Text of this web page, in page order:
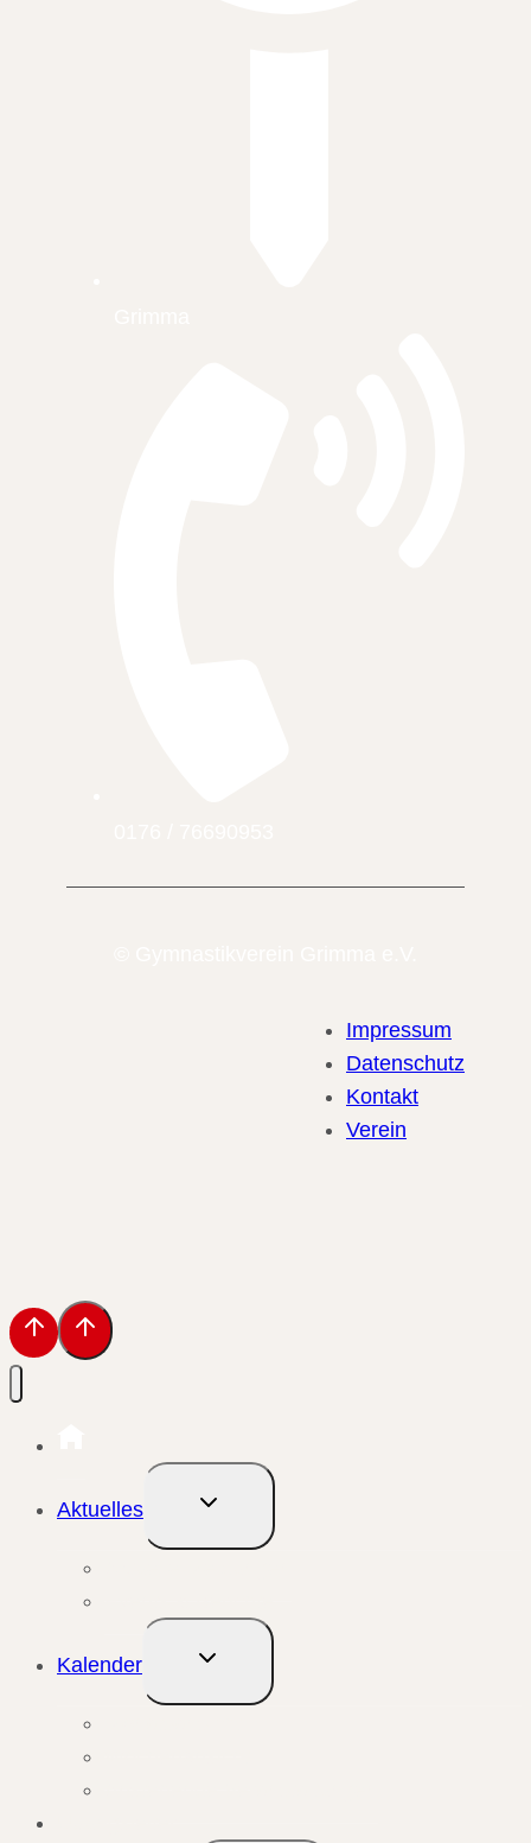
Impressum
Datenschutz
Kontakt
Verein
Aktuelles
Untermenü
umschalten
Kalender
Untermenü
umschalten